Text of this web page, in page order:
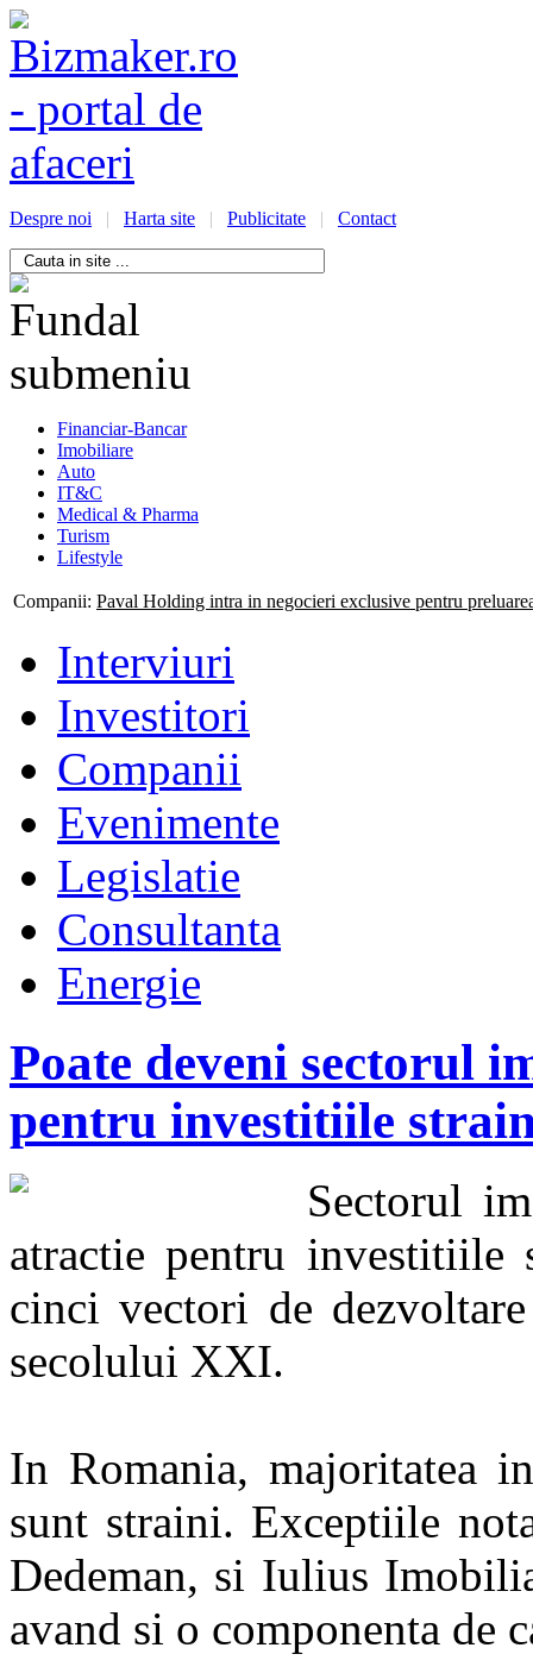
Despre noi | Harta site | Publicitate | Contact
Financiar-Bancar
Imobiliare
Auto
IT&C
Medical & Pharma
Turism
Lifestyle
Companii: Mogo isi consolideaza prezenta nationala prin
Interviuri
Investitori
Companii
Evenimente
Legislatie
Consultanta
Energie
Poate deveni sectorul
pentru investitiile
Sectorul
atractie pentru
cinci vectori de
secolului XXI.
In Romania, majoritatea
sunt straini. Exceptiile
Dedeman, si Iulius
avand si o componenta de
oportunitati-